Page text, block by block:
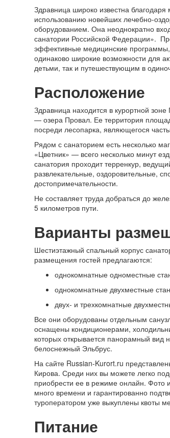
Здравница широко известна
использованию новейших лечебно-
оборудованием. Она неоднократно
санатории Российской Федерации».
эффективные медицинские
одинаково широкие возможности для
детьми, так и путешествующим в
Расположение
Здравница находится в курортной
— озера Провал. Ее территория
посреди лесопарка, являющегося
Рядом с санаторием есть несколько
«Цветник» — всего несколько минут
санатория проходит терренкур,
развлекательные, оздоровительные,
достопримечательности.
Не составляет труда добраться до
5 километров пути.
Варианты
Шестиэтажный спальный корпус
размещения гостей предлагаются:
однокомнатные одноместные
однокомнатные двухместные
двух- и трехкомнатные
Все они оборудованы отдельным
оснащены кондиционерами,
которых открывается панорамный вид
белоснежный Эльбрус.
На сайте Russian-Kurort.ru
Кирова. Среди них вы можете легко
приобрести ее в режиме онлайн. Фото
много времени и гарантированно
туроператором уже выкуплены квоты
Питание